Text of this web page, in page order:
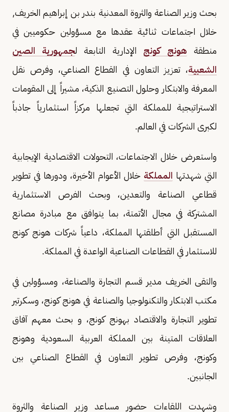
بحث وزير الصناعة والثروة المعدنية بندر بن إبراهيم الخريف,
خلال اجتماعات ثنائية عقدها مع مسؤولين حكوميين في
منطقة هونج كونج الإدارية التابعة لجمهورية الصين
الشعبية، تعزيز التعاون في القطاع الصناعي، وفرص نقل
المعرفة والابتكار وحلول التصنيع الذكية، مشيراً إلى المقومات
الاستراتيجية للمملكة التي تجعلها مركزاً استثمارياً جاذباً
لكبرى الشركات في العالم.
واستعرض خلال الاجتماعات، التحولات الاقتصادية الإيجابية
التي شهدتها المملكة خلال الأعوام الأخيرة، ودورها في تطوير
قطاعي الصناعة والتعدين، وبحث الفرص الاستثمارية
المشتركة في مجال الأتمتة، بما يتوافق مع مبادرة مصانع
المستقبل التي أطلقتها المملكة، داعياً شركات هونج كونج
للاستثمار في القطاعات الصناعية الواعدة في المملكة.
والتقى الخريف مدير قسم التجارة والصناعة، ومسؤولين في
مكتب الابتكار والتكنولوجيا والصناعة في هونج كونج، وسكرتير
تطوير التجارة والاقتصاد بهونج كونج، و بحث معهم آفاق
العلاقات المتينة بين المملكة العربية السعودية وهونج
وكونج، وفرص تطوير التعاون في القطاع الصناعي بين
الجانبين.
وشهدت اللقاءات حضور مساعد وزير الصناعة والثروة